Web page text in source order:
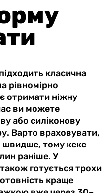
класична
рівномірно
отримати ніжну
ви можете
або силіконову
Варто враховувати,
швидше, тому кекс
раніше. У
готується трохи
краще